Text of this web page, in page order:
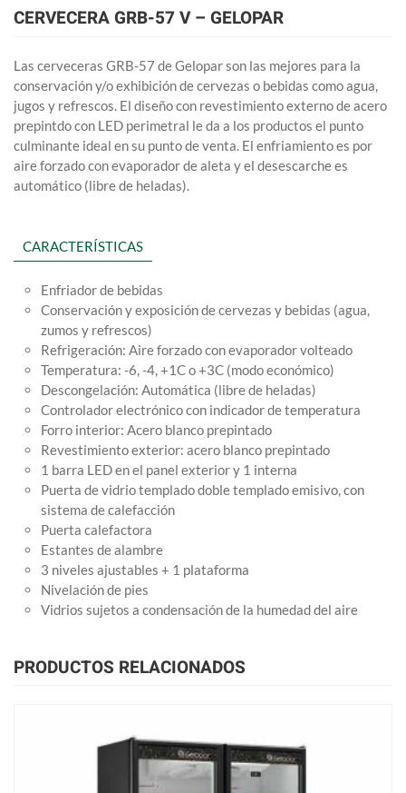
CERVECERA GRB-57 V – GELOPAR
Las cerveceras GRB-57 de Gelopar son las mejores para la
conservación y/o exhibición de cervezas o bebidas como agua,
jugos y refrescos. El diseño con revestimiento externo de acero
prepintdo con LED perimetral le da a los productos el punto
culminante ideal en su punto de venta. El enfriamiento es por
aire forzado con evaporador de aleta y el desescarche es
automático (libre de heladas).
CARACTERÍSTICAS
Enfriador de bebidas
Conservación y exposición de cervezas y bebidas (agua,
zumos y refrescos)
Refrigeración: Aire forzado con evaporador volteado
Temperatura: -6, -4, +1C o +3C (modo económico)
Descongelación: Automática (libre de heladas)
Controlador electrónico con indicador de temperatura
Forro interior: Acero blanco prepintado
Revestimiento exterior: acero blanco prepintado
1 barra LED en el panel exterior y 1 interna
Puerta de vidrio templado doble templado emisivo, con
sistema de calefacción
Puerta calefactora
Estantes de alambre
3 niveles ajustables + 1 plataforma
Nivelación de pies
Vidrios sujetos a condensación de la humedad del aire
PRODUCTOS RELACIONADOS